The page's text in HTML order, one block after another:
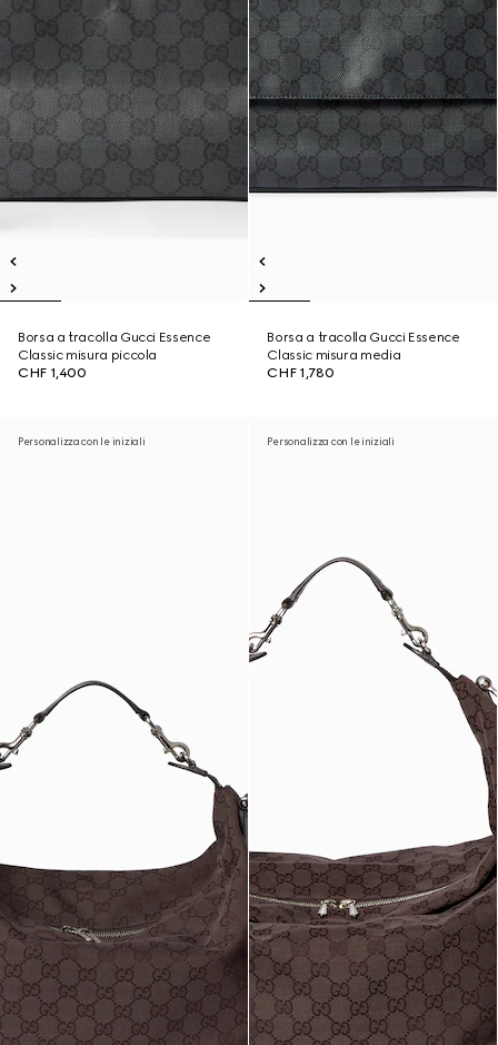
Borsa a tracolla Gucci Essence
Classic misura piccola
CHF 1,400
Borsa a tracolla Gucci Essence
Classic misura media
CHF 1,780
Personalizza con le iniziali Personalizza con le iniziali